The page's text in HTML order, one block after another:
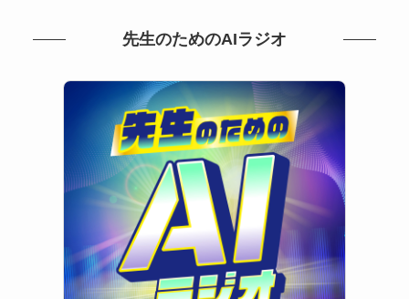
先生のためのAIラジオ